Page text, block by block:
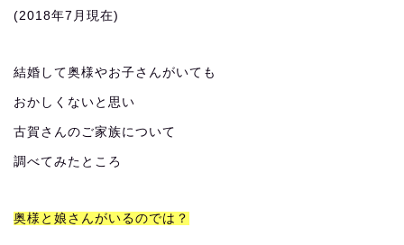
(2018年7月現在)
結婚して奥様やお子さんがいても
おかしくないと思い
古賀さんのご家族について
調べてみたところ
奥様と娘さんがいるのでは？